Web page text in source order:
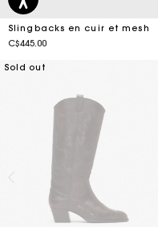
Slingbacks en cuir et mesh
C$445.00
Sold out